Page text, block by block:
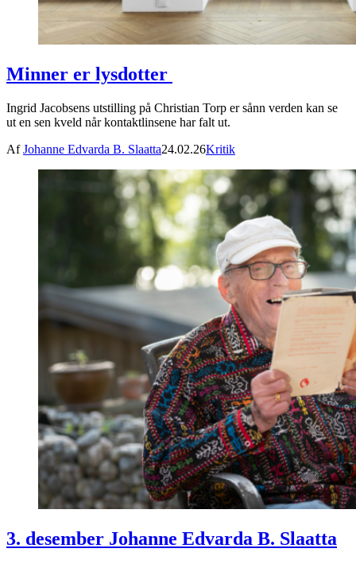
Minner er lysdotter
Ingrid Jacobsens utstilling på Christian Torp er sånn verden kan se
ut en sen kveld når kontaktlinsene har falt ut.
AfJohanne Edvarda B. Slaatta24.02.26Kritik
3. desember Johanne Edvarda B. Slaatta